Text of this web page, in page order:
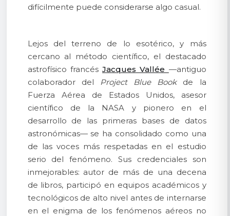
difícilmente puede considerarse algo casual.
Lejos del terreno de lo esotérico, y más
cercano al método científico, el destacado
astrofísico francésJacques Vallée —antiguo
colaborador del Project Blue Bookde la
Fuerza Aérea de Estados Unidos, asesor
científico de la NASA y pionero en el
desarrollo de las primeras bases de datos
astronómicas— se ha consolidado como una
de las voces más respetadas en el estudio
serio del fenómeno. Sus credenciales son
inmejorables: autor de más de una decena
de libros, participó en equipos académicos y
tecnológicos de alto nivel antes de internarse
en el enigma de los fenómenos aéreos no